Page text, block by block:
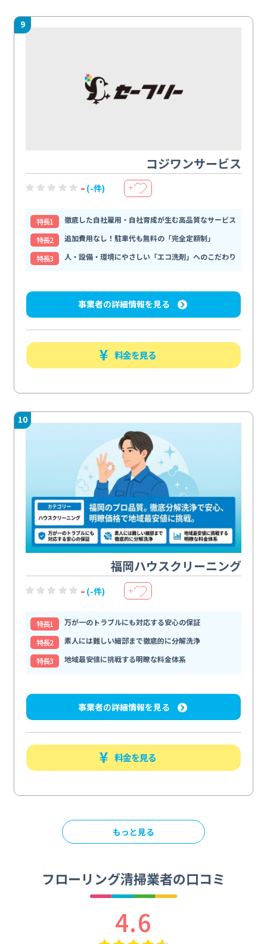
9
コジワンサービス
- (-件) ＋
特⻑1
徹底した自社雇用・自社育成が生む高品質なサービス
特⻑2
追加費用なし！駐車代も無料の「完全定額制」
特⻑3
人・設備・環境にやさしい「エコ洗剤」へのこだわり
事業者の詳細情報を見る
料金を見る
10
福岡ハウスクリーニング
- (-件) ＋
特⻑1
万が一のトラブルにも対応する安心の保証
特⻑2
素人には難しい細部まで徹底的に分解洗浄
特⻑3
地域最安値に挑戦する明瞭な料金体系
事業者の詳細情報を見る
料金を見る
もっと見る
フローリング清掃業者の口コミ
4.6